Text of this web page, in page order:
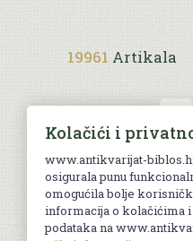
19961 Artikala
Uvjeti
Kolačići i
www.antikvarijat-
osigurala punu
omogućila bolje
informacija o kolačićima
podataka na